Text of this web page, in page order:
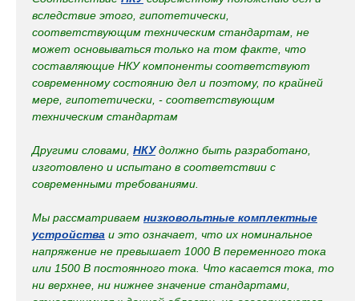
вследствие этого, гипотетически,
соответствующим техническим стандартам, не
может основываться только на том факте, что
составляющие НКУ компоненты соответствуют
современному состоянию дел и поэтому, по крайней
мере, гипотетически, - соответствующим
техническим стандартам
Другими словами, НКУдолжно быть разработано,
изготовлено и испытано в соответствии с
современными требованиями.
Мы рассматриваем низковольтные комплектные
устройства и это означает, что их номинальное
напряжение не превышает 1000 В переменного тока
или 1500 В постоянного тока. Что касается тока, то
ни верхнее, ни нижнее значение стандартами,